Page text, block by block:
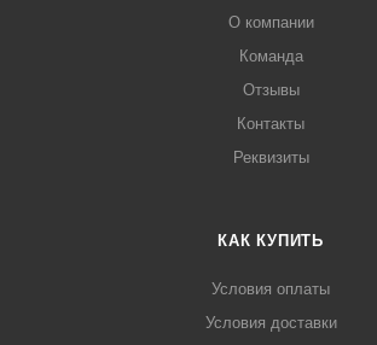
О компании
Команда
Отзывы
Контакты
Реквизиты
КАК КУПИТЬ
Условия оплаты
Условия доставки